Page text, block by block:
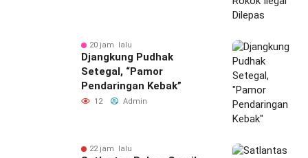
20 jam lalu
Djangkung Pudhak
Setegal, “Pamor
Pendaringan Kebak”
12 Admin
22 jam lalu